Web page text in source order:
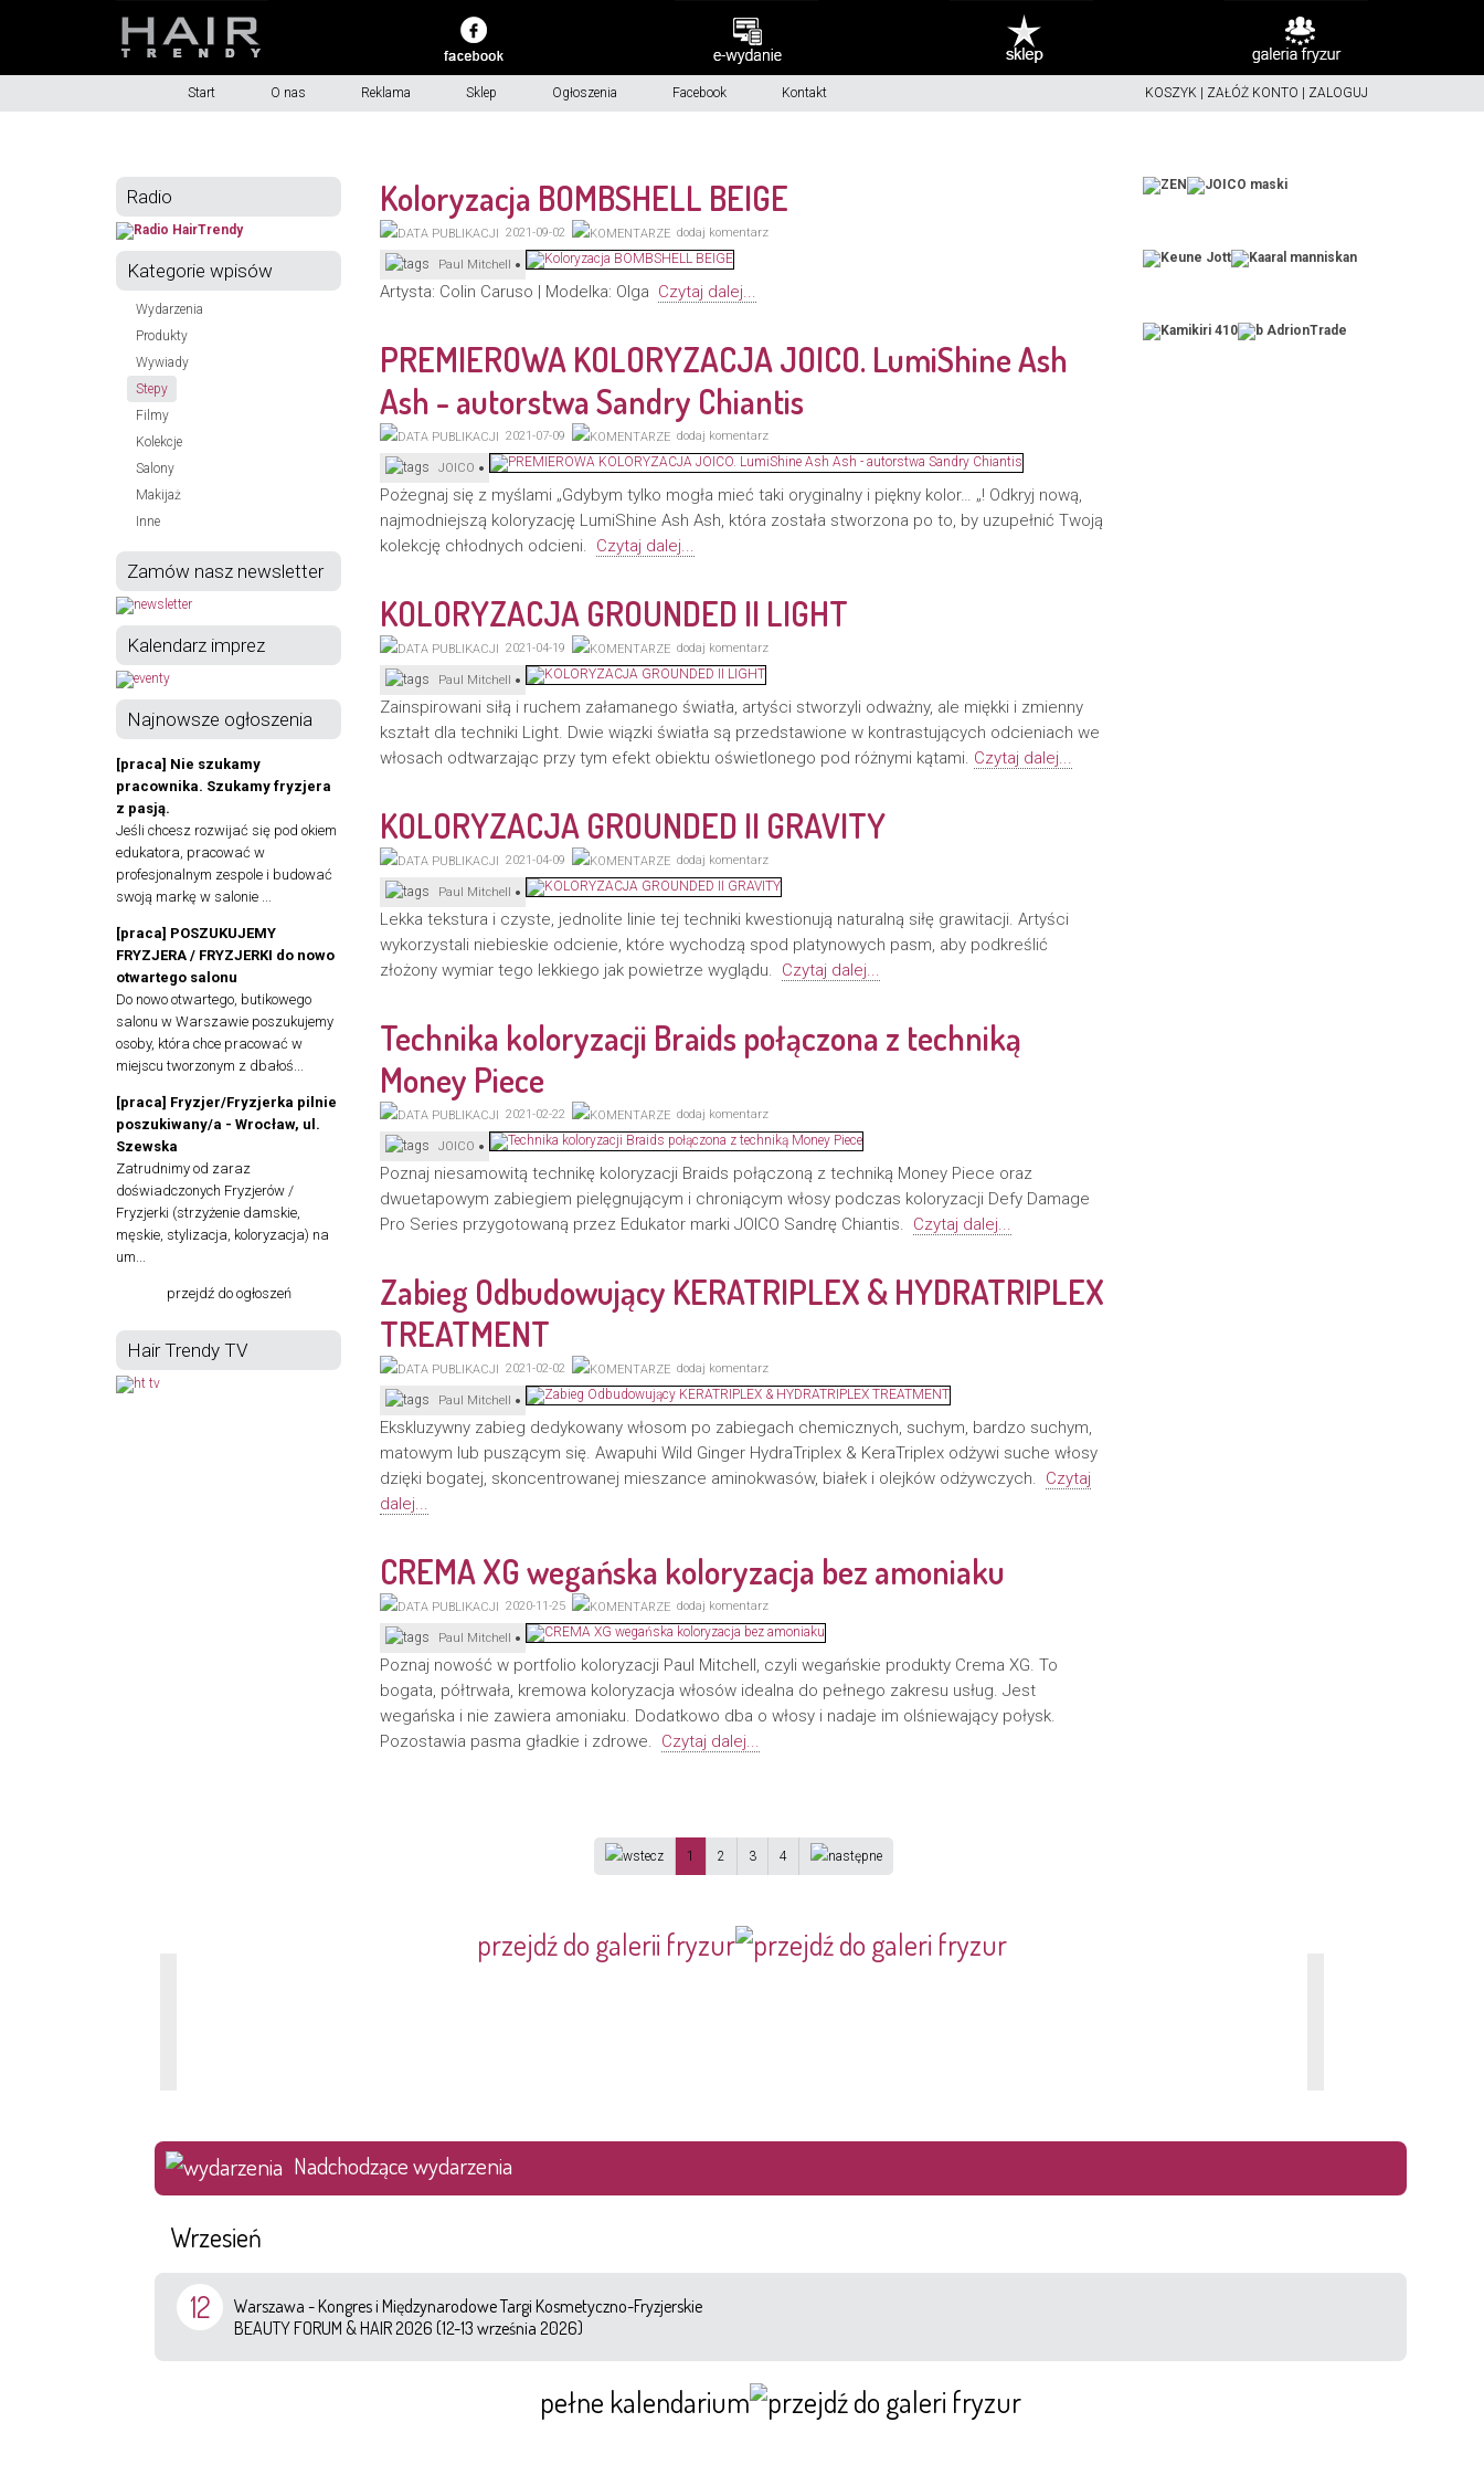
Start O nas Reklama Sklep Ogłoszenia Facebook Kontakt KOSZYK ZAŁÓŻ KONTO ZALOGUJ
Radio
Kategorie wpisów
Wydarzenia
Produkty
Wywiady
Stepy
Filmy
Kolekcje
Salony
Makijaż
Inne
Zamów nasz newsletter
Kalendarz imprez
Najnowsze ogłoszenia
[praca] Nie szukamy
pracownika. Szukamy fryzjera
z pasją.
Jeśli chcesz rozwijać się pod okiem
edukatora, pracować w
profesjonalnym zespole i budować
swoją markę w salonie ...
[praca] POSZUKUJEMY
FRYZJERA / FRYZJERKI do nowo
otwartego salonu
Do nowo otwartego, butikowego
salonu w Warszawie poszukujemy
osoby, która chce pracować w
miejscu tworzonym z dbałoś...
[praca] Fryzjer/Fryzjerka pilnie
poszukiwany/a - Wrocław, ul.
Szewska
Zatrudnimy od zaraz
doświadczonych Fryzjerów /
Fryzjerki (strzyżenie damskie,
męskie, stylizacja, koloryzacja) na
um...
przejdź do ogłoszeń
Hair Trendy TV
Koloryzacja BOMBSHELL BEIGE
2021-09-02 dodaj komentarz
Paul Mitchell
Artysta: Colin Caruso | Modelka: Olga Czytaj dalej...
PREMIEROWA KOLORYZACJA JOICO. LumiShine Ash
Ash - autorstwa Sandry Chiantis
2021-07-09 dodaj komentarz
JOICO
Pożegnaj się z myślami „Gdybym tylko mogła mieć taki oryginalny i piękny kolor… „! Odkryj nową,
najmodniejszą koloryzację LumiShine Ash Ash, która została stworzona po to, by uzupełnić Twoją
kolekcję chłodnych odcieni. Czytaj dalej...
KOLORYZACJA GROUNDED II LIGHT
2021-04-19 dodaj komentarz
Paul Mitchell
Zainspirowani siłą i ruchem załamanego światła, artyści stworzyli odważny, ale miękki i zmienny
kształt dla techniki Light. Dwie wiązki światła są przedstawione w kontrastujących odcieniach we
włosach odtwarzając przy tym efekt obiektu oświetlonego pod różnymi kątami. Czytaj dalej...
KOLORYZACJA GROUNDED II GRAVITY
2021-04-09 dodaj komentarz
Paul Mitchell
Lekka tekstura i czyste, jednolite linie tej techniki kwestionują naturalną siłę grawitacji. Artyści
wykorzystali niebieskie odcienie, które wychodzą spod platynowych pasm, aby podkreślić
złożony wymiar tego lekkiego jak powietrze wyglądu. Czytaj dalej...
Technika koloryzacji Braids połączona z techniką
Money Piece
2021-02-22 dodaj komentarz
JOICO
Poznaj niesamowitą technikę koloryzacji Braids połączoną z techniką Money Piece oraz
dwuetapowym zabiegiem pielęgnującym i chroniącym włosy podczas koloryzacji Defy Damage
Pro Series przygotowaną przez Edukator marki JOICO Sandrę Chiantis. Czytaj dalej...
Zabieg Odbudowujący KERATRIPLEX & HYDRATRIPLEX
TREATMENT
2021-02-02 dodaj komentarz
Paul Mitchell
Ekskluzywny zabieg dedykowany włosom po zabiegach chemicznych, suchym, bardzo suchym,
matowym lub puszącym się. Awapuhi Wild Ginger HydraTriplex & KeraTriplex odżywi suche włosy
dzięki bogatej, skoncentrowanej mieszance aminokwasów, białek i olejków odżywczych. Czytaj
dalej...
CREMA XG wegańska koloryzacja bez amoniaku
2020-11-25 dodaj komentarz
Paul Mitchell
Poznaj nowość w portfolio koloryzacji Paul Mitchell, czyli wegańskie produkty Crema XG. To
bogata, półtrwała, kremowa koloryzacja włosów idealna do pełnego zakresu usług. Jest
wegańska i nie zawiera amoniaku. Dodatkowo dba o włosy i nadaje im olśniewający połysk.
Pozostawia pasma gładkie i zdrowe. Czytaj dalej...
1 2 3 4
przejdź do galerii fryzur
Nadchodzące wydarzenia
Wrzesień
12
Warszawa - Kongres i Międzynarodowe Targi Kosmetyczno-Fryzjerskie
BEAUTY FORUM & HAIR 2026 (12-13 września 2026)
pełne kalendarium